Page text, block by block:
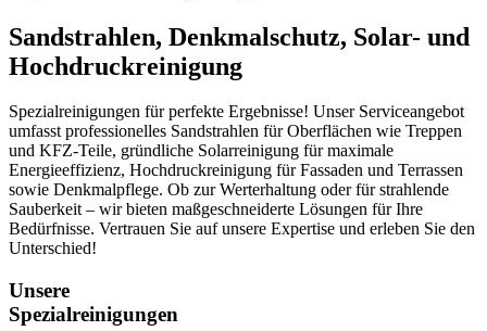
Sandstrahlen, Denkmalschutz, Solar- und
Hochdruckreinigung
Spezialreinigungen für perfekte Ergebnisse! Unser Serviceangebot
umfasst professionelles Sandstrahlen für Oberflächen wie Treppen
und KFZ-Teile, gründliche Solarreinigung für maximale
Energieeffizienz, Hochdruckreinigung für Fassaden und Terrassen
sowie Denkmalpflege. Ob zur Werterhaltung oder für strahlende
Sauberkeit – wir bieten maßgeschneiderte Lösungen für Ihre
Bedürfnisse. Vertrauen Sie auf unsere Expertise und erleben Sie den
Unterschied!
Unsere
Spezialreinigungen